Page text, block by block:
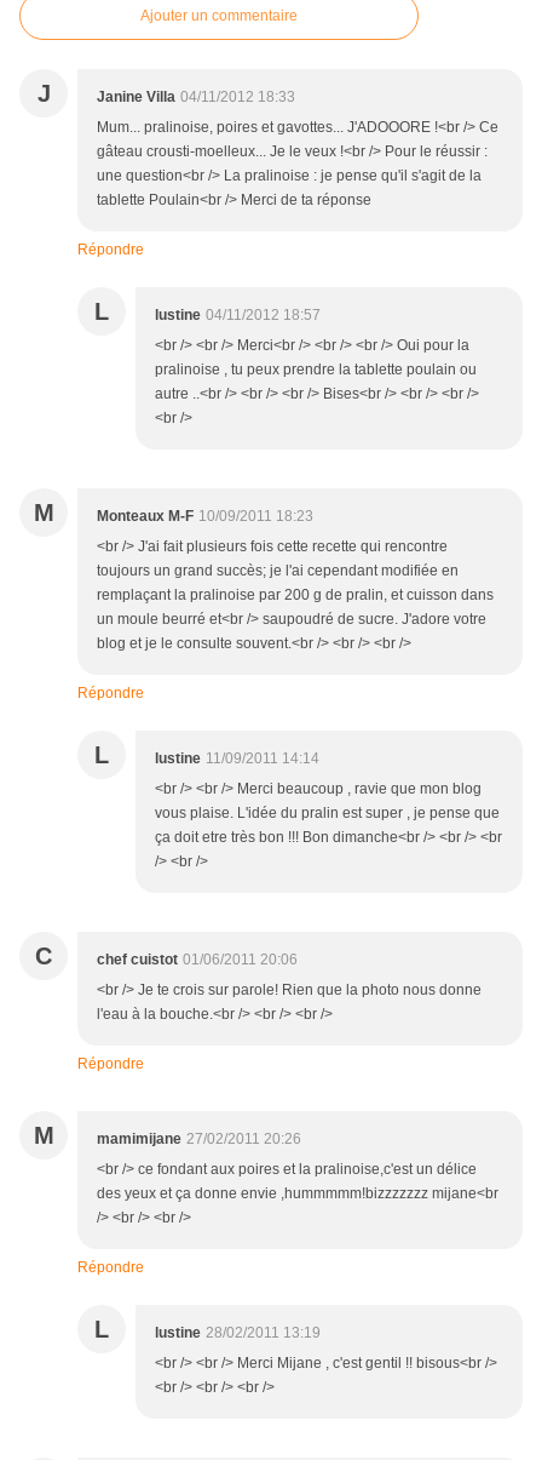
Ajouter un commentaire
J Janine Villa 04/11/2012 18:33
Mum... pralinoise, poires et gavottes... J'ADOOORE !<br /> Ce
gâteau crousti-moelleux... Je le veux !<br /> Pour le réussir :
une question<br /> La pralinoise : je pense qu'il s'agit de la
tablette Poulain<br /> Merci de ta réponse
Répondre
L lustine 04/11/2012 18:57
<br /> <br /> Merci<br /> <br /> <br /> Oui pour la
pralinoise , tu peux prendre la tablette poulain ou
autre ..<br /> <br /> <br /> Bises<br /> <br /> <br />
<br />
M Monteaux M-F 10/09/2011 18:23
<br /> J'ai fait plusieurs fois cette recette qui rencontre
toujours un grand succès; je l'ai cependant modifiée en
remplaçant la pralinoise par 200 g de pralin, et cuisson dans
un moule beurré et<br /> saupoudré de sucre. J'adore votre
blog et je le consulte souvent.<br /> <br /> <br />
Répondre
L lustine 11/09/2011 14:14
<br /> <br /> Merci beaucoup , ravie que mon blog
vous plaise. L'idée du pralin est super , je pense que
ça doit etre très bon !!! Bon dimanche<br /> <br /> <br
/> <br />
C chef cuistot 01/06/2011 20:06
<br /> Je te crois sur parole! Rien que la photo nous donne
l'eau à la bouche.<br /> <br /> <br />
Répondre
M mamimijane 27/02/2011 20:26
<br /> ce fondant aux poires et la pralinoise,c'est un délice
des yeux et ça donne envie ,hummmmm!bizzzzzzz mijane<br
/> <br /> <br />
Répondre
L lustine 28/02/2011 13:19
<br /> <br /> Merci Mijane , c'est gentil !! bisous<br />
<br /> <br /> <br />